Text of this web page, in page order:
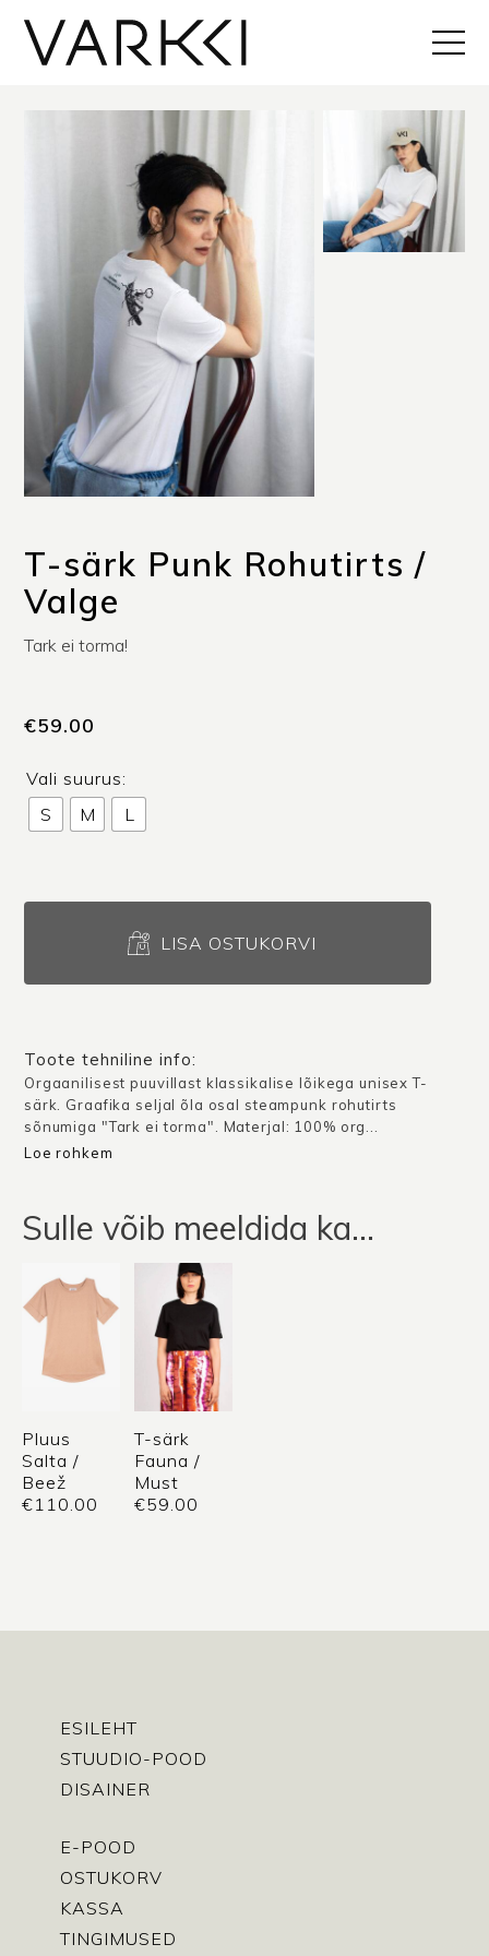
T-särk Punk Rohutirts /
Valge
Tark ei torma!
€59.00
Vali suurus:
S
M L
Valge
kogus
LISA OSTUKORVI
Toote tehniline info:
Orgaanilisest puuvillast klassikalise lõikega unisex T-
särk. Graafika seljal õla osal steampunk rohutirts
sõnumiga "Tark ei torma". Materjal: 100% org...
Loe rohkem
Sulle võib meeldida ka…
Pluus
Salta /
Beež
€110.00
T-särk
Fauna /
Must
€59.00
ESILEHT
STUUDIO-POOD
DISAINER
E-POOD
OSTUKORV
KASSA
TINGIMUSED